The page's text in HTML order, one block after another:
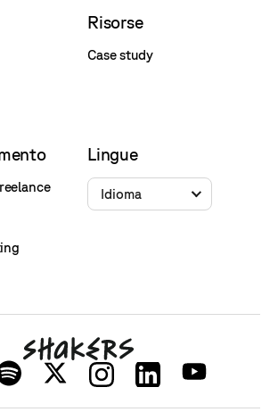
Risorse
Case study
Lingue
Idioma